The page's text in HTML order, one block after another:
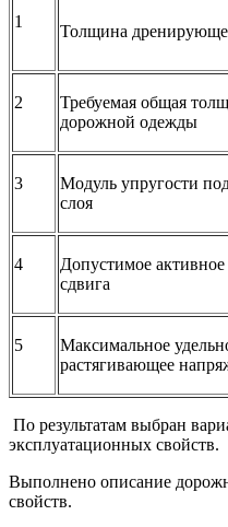
1
Толщина
2
Требуемая общая
дорожной одежды
3
Модуль упругости
слоя
4
Допустимое
сдвига
5
Максимальное
растягивающее
По результатам выбран
эксплуатационных свойств.
Выполнено описание
свойств.